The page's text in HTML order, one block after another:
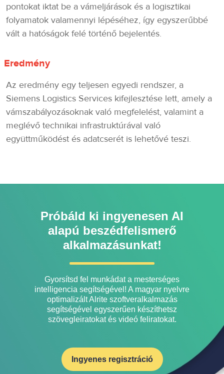
pontokat iktat be a vámeljárások és a logisztikai
folyamatok valamennyi lépéséhez, így egyszerűbbé
vált a hatóságok felé történő bejelentés.
Eredmény
Az eredmény egy teljesen egyedi rendszer, a
Siemens Logistics Services kifejlesztése lett, amely a
vámszabályozásoknak való megfelelést, valamint a
meglévő technikai infrastruktúrával való
együttműködést és adatcserét is lehetővé teszi.
Próbáld ki ingyenesen AI
alapú beszédfelismerő
alkalmazásunkat!
Gyorsítsd fel munkádat a mesterséges
intelligencia segítségével! A magyar nyelvre
optimalizált Alrite szoftveralkalmazás
segítségével egyszerűen készíthetsz
szövegleiratokat és videó feliratokat.
Ingyenes regisztráció